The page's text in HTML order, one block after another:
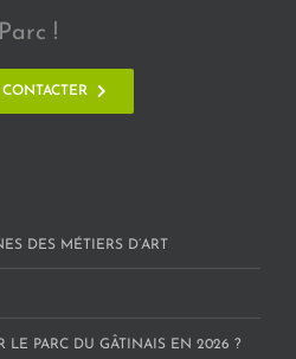
!
DES MÉTIERS D’ART
LE PARC DU GÂTINAIS EN 2026 ?